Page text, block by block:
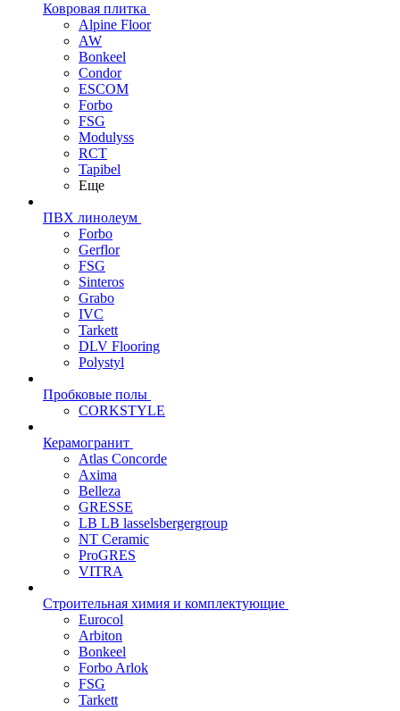
Ковровая плитка
Alpine Floor
AW
Bonkeel
Condor
ESCOM
Forbo
FSG
Modulyss
RCT
Tapibel
Еще
ПВХ линолеум
Forbo
Gerflor
FSG
Sinteros
Grabo
IVC
Tarkett
DLV Flooring
Polystyl
Пробковые полы
CORKSTYLE
Керамогранит
Atlas Concorde
Axima
Belleza
GRESSE
LB LB lasselsbergergroup
NT Ceramic
ProGRES
VITRA
Строительная химия и комплектующие
Eurocol
Arbiton
Bonkeel
Forbo Arlok
FSG
Tarkett